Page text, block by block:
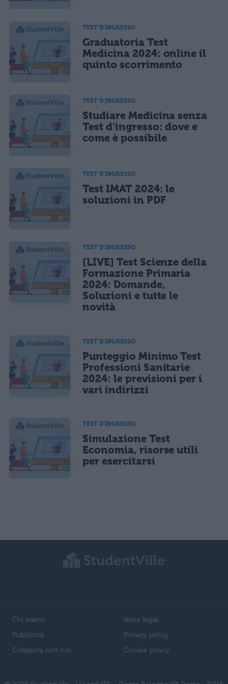
TEST D'INGRESSO
Graduatoria Test
Medicina 2024: online il
quinto scorrimento
TEST D'INGRESSO
Studiare Medicina senza
Test d’ingresso: dove e
come è possibile
TEST D'INGRESSO
Test IMAT 2024: le
soluzioni in PDF
TEST D'INGRESSO
[LIVE] Test Scienze della
Formazione Primaria
2024: Domande,
Soluzioni e tutte le
novità
TEST D'INGRESSO
Punteggio Minimo Test
Professioni Sanitarie
2024: le previsioni per i
vari indirizzi
TEST D'INGRESSO
Simulazione Test
Economia, risorse utili
per esercitarsi
Chi siamo
Pubblicità
Collabora con noi
Note legali
Privacy policy
Cookie policy